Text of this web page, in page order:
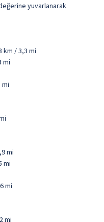
yuvarlanarak
km / 3,3 mi
mi
mi
mi
mi
mi
mi